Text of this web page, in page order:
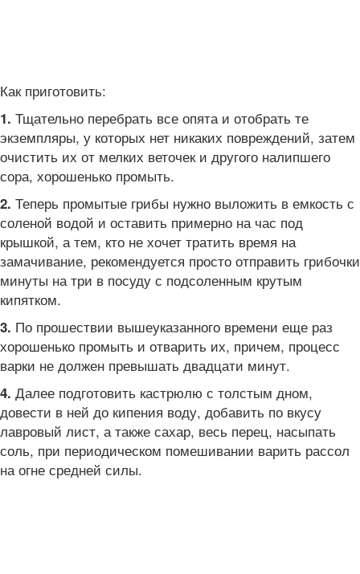
Как приготовить:
1. Тщательно перебрать все опята и отобрать те
экземпляры, у которых нет никаких повреждений, затем
очистить их от мелких веточек и другого налипшего
сора, хорошенько промыть.
2. Теперь промытые грибы нужно выложить в емкость с
соленой водой и оставить примерно на час под
крышкой, а тем, кто не хочет тратить время на
замачивание, рекомендуется просто отправить грибочки
минуты на три в посуду с подсоленным крутым
кипятком.
3. По прошествии вышеуказанного времени еще раз
хорошенько промыть и отварить их, причем, процесс
варки не должен превышать двадцати минут.
4. Далее подготовить кастрюлю с толстым дном,
довести в ней до кипения воду, добавить по вкусу
лавровый лист, а также сахар, весь перец, насыпать
соль, при периодическом помешивании варить рассол
на огне средней силы.